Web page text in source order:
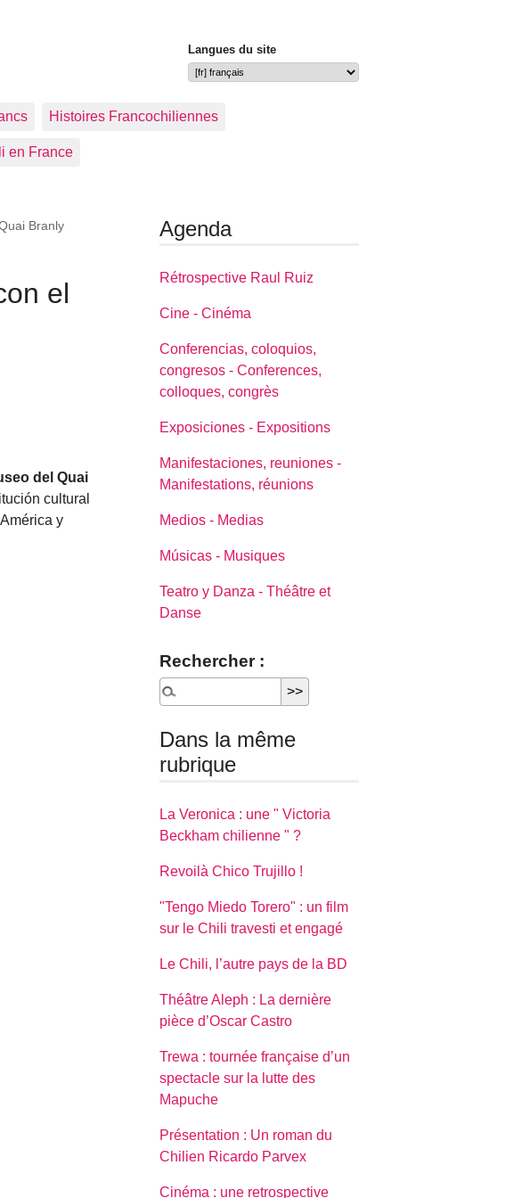
Langues du site
Histoires Francochiliennes
en France
Branly
el
del Quai
cultural
y
Agenda
Rétrospective Raul Ruiz
Cine - Cinéma
Conferencias, coloquios,
congresos - Conferences,
colloques, congrès
Exposiciones - Expositions
Manifestaciones, reuniones -
Manifestations, réunions
Medios - Medias
Músicas - Musiques
Teatro y Danza - Théâtre et
Danse
Rechercher :
Dans la même
rubrique
La Veronica : une " Victoria
Beckham chilienne " ?
Revoilà Chico Trujillo !
"Tengo Miedo Torero" : un film
sur le Chili travesti et engagé
Le Chili, l’autre pays de la BD
Théâtre Aleph : La dernière
pièce d’Oscar Castro
Trewa : tournée française d’un
spectacle sur la lutte des
Mapuche
Présentation : Un roman du
Chilien Ricardo Parvex
Cinéma : une retrospective